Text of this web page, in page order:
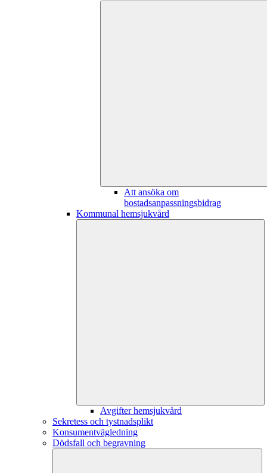
Att ansöka om
bostadsanpassningsbidrag
Kommunal hemsjukvård
Avgifter hemsjukvård
Sekretess och tystnadsplikt
Konsumentvägledning
Dödsfall och begravning